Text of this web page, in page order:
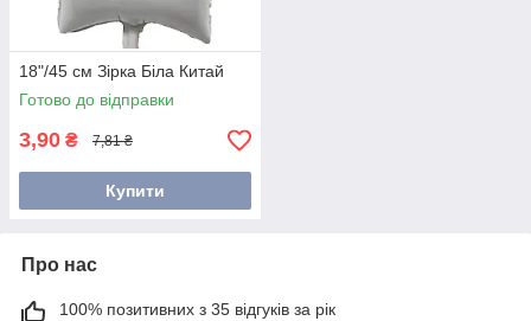
18"/45 см Зірка Біла Китай
Готово до відправки
3,90 ₴ 7,81 ₴
Купити
Про нас
100% позитивних з 35 відгуків за рік